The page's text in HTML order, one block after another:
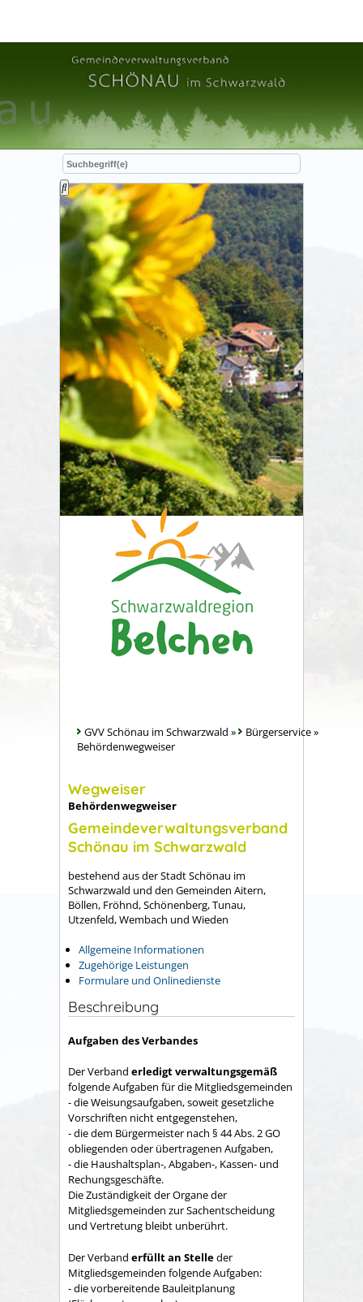
GVV Schönau im Schwarzwald » Bürgerservice»
Behördenwegweiser
Wegweiser
Behördenwegweiser
Gemeindeverwaltungsverband
Schönau im Schwarzwald
bestehend aus der Stadt Schönau im
Schwarzwald und den Gemeinden Aitern,
Böllen, Fröhnd, Schönenberg, Tunau,
Utzenfeld, Wembach und Wieden
Allgemeine Informationen
Zugehörige Leistungen
Formulare und Onlinedienste
Beschreibung
Aufgaben des Verbandes
Der Verband erledigt verwaltungsgemäß
folgende Aufgaben für die Mitgliedsgemeinden
- die Weisungsaufgaben, soweit gesetzliche
Vorschriften nicht entgegenstehen,
- die dem Bürgermeister nach § 44 Abs. 2 GO
obliegenden oder übertragenen Aufgaben,
- die Haushaltsplan-, Abgaben-, Kassen- und
Rechungs­geschäfte.
Die Zuständigkeit der Organe der
Mitgliedsgemeinden zur Sachent­scheidung
und Vertretung bleibt unberührt.
Der Verband erfüllt an Stelleder
Mitgliedsgemeinden folgende Aufgaben:
- die vorbereitende Bauleitplanung